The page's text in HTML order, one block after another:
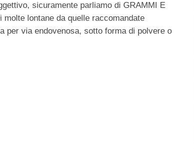
sicuramente parliamo di GRAMMI E
molte lontane da quelle raccomandate
per via endovenosa, sotto forma di polvere o